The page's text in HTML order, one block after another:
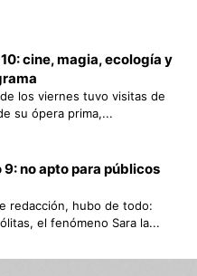
cine, magia, ecología y
los viernes tuvo visitas de
su ópera prima,...
no apto para públicos
redacción, hubo de todo:
el fenómeno Sara la...